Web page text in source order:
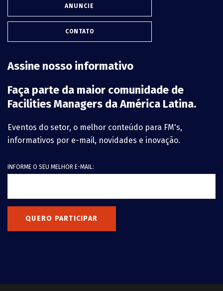
ANUNCIE
CONTATO
Assine nosso informativo
Faça parte da maior comunidade de
Facilities Managers da América Latina.
Eventos do setor, o melhor conteúdo para FM's,
informativos por e-mail, novidades e inovação.
INFORME O SEU MELHOR E-MAIL:
QUERO PARTICIPAR